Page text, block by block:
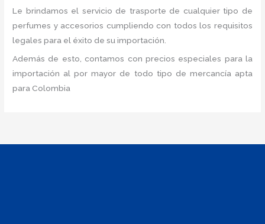
Le brindamos el servicio de trasporte de cualquier tipo de
perfumes y accesorios cumpliendo con todos los requisitos
legales para el éxito de su importación.
Además de esto, contamos con precios especiales para la
importación al por mayor de todo tipo de mercancía apta
para Colombia